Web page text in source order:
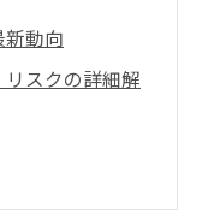
動向
スクの詳細解
備